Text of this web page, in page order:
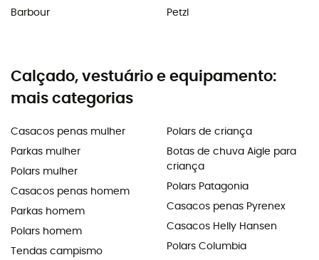
Barbour
Petzl
Calçado, vestuário e equipamento:
mais categorias
Casacos penas mulher
Parkas mulher
Polars mulher
Casacos penas homem
Parkas homem
Polars homem
Tendas campismo
Polars de criança
Botas de chuva Aigle para
criança
Polars Patagonia
Casacos penas Pyrenex
Casacos Helly Hansen
Polars Columbia